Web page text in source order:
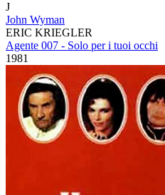
J
John Wyman
ERIC KRIEGLER
Agente 007 - Solo per i tuoi occhi
1981